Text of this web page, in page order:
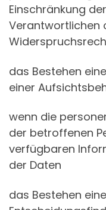
Einschränkung
Verantwortlichen
das Bestehen
einer
wenn die
der betroffenen
verfügbaren
der Daten
das Bestehen